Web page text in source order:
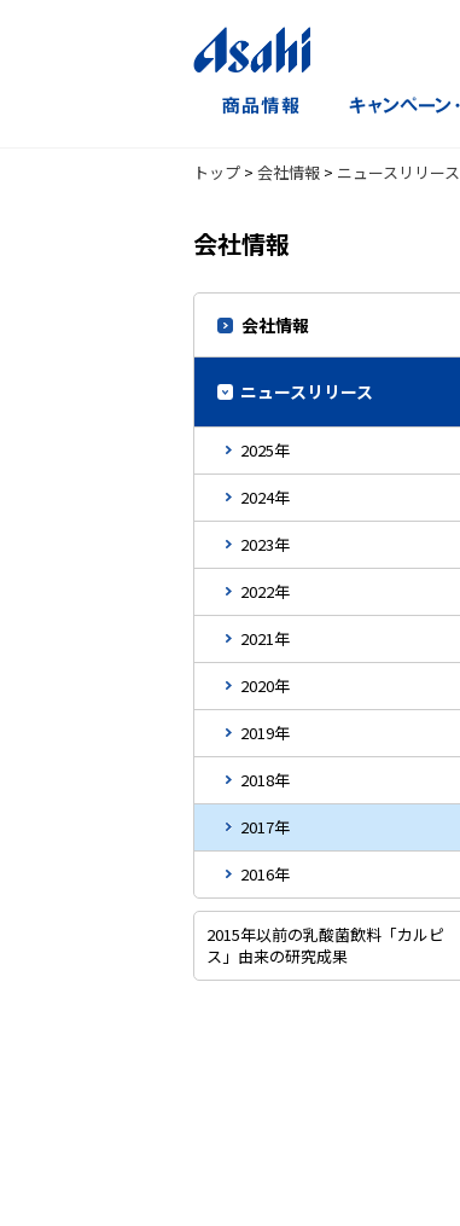
トップ > 会社情報 > ニュースリリース
会社情報
会社情報
ニュースリリース
2025年
2024年
2023年
2022年
2021年
2020年
2019年
2018年
2017年
2016年
2015年以前の乳酸菌飲料「カルピ
ス」由来の研究成果